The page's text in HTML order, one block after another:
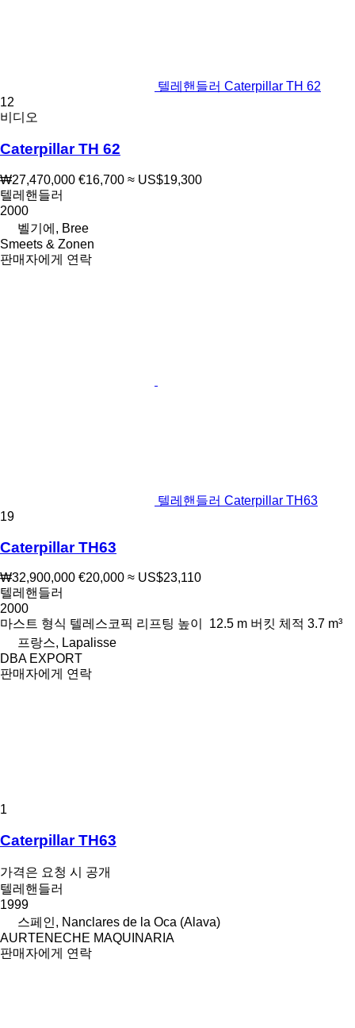
텔레핸들러 Caterpillar TH 62
12
비디오
Caterpillar TH 62
₩27,470,000 €16,700 ≈ US$19,300
텔레핸들러
2000
벨기에, Bree
Smeets & Zonen
판매자에게 연락
텔레핸들러 Caterpillar TH63
19
Caterpillar TH63
₩32,900,000 €20,000 ≈ US$23,110
텔레핸들러
2000
마스트 형식 텔레스코픽 리프팅 높이 12.5 m 버킷 체적 3.7 m³
프랑스, Lapalisse
DBA EXPORT
판매자에게 연락
1
Caterpillar TH63
가격은 요청 시 공개
텔레핸들러
1999
스페인, Nanclares de la Oca (Alava)
AURTENECHE MAQUINARIA
판매자에게 연락